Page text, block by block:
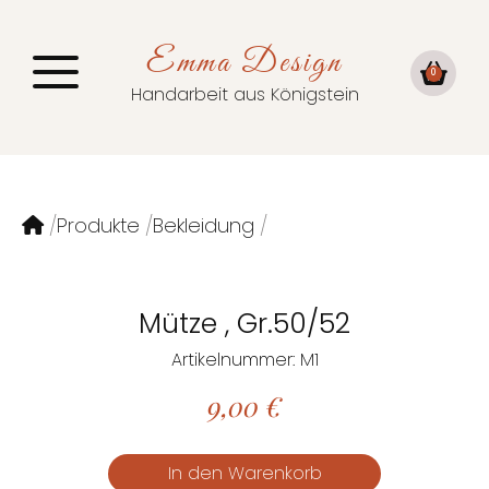
Emma Design
Handarbeit aus Königstein
0
Produkte Bekleidung
Mütze , Gr.50/52
Artikelnummer: M1
9,00 €